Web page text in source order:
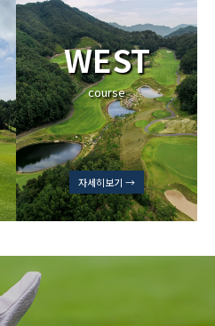
WEST
course
자세히보기 →